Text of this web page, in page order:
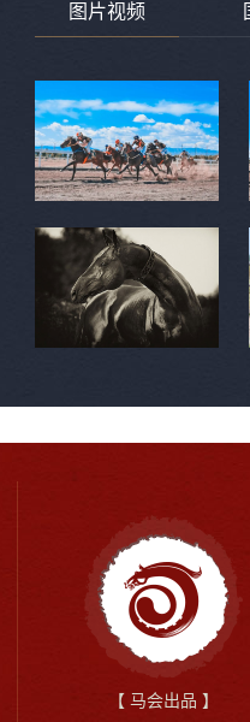
图片视频
【 马会出品 】